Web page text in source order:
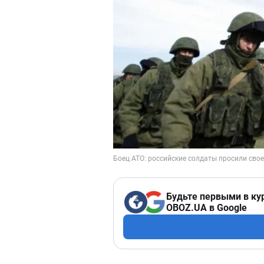
Будьте первыми в
OBOZ.UA в Google